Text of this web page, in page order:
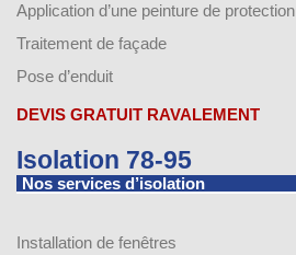
Application d’une peinture de protection
Traitement de façade
Pose d’enduit
DEVIS GRATUIT RAVALEMENT
Isolation 78-95
Nos services d’isolation
Installation de fenêtres